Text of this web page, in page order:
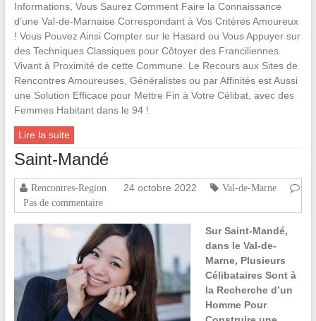
Informations, Vous Saurez Comment Faire la Connaissance
d’une Val-de-Marnaise Correspondant à Vos Critères Amoureux
! Vous Pouvez Ainsi Compter sur le Hasard ou Vous Appuyer sur
des Techniques Classiques pour Côtoyer des Franciliennes
Vivant à Proximité de cette Commune. Le Recours aux Sites de
Rencontres Amoureuses, Généralistes ou par Affinités est Aussi
une Solution Efficace pour Mettre Fin à Votre Célibat, avec des
Femmes Habitant dans le 94 !
Lire la suite
Saint-Mandé
Rencontres-Region 24 octobre 2022
Val-de-Marne
Pas de commentaire
Sur Saint-Mandé,
dans le Val-de-
Marne, Plusieurs
Célibataires Sont à
la Recherche d’un
Homme Pour